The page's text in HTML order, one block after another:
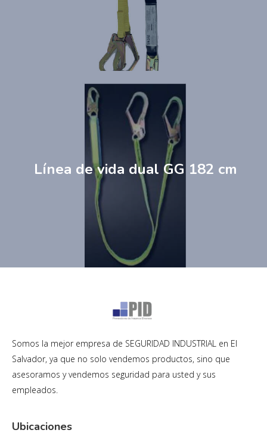
Línea de vida dual GG 182 cm
Somos la mejor empresa de SEGURIDAD INDUSTRIAL en El
Salvador, ya que no solo vendemos productos, sino que
asesoramos y vendemos seguridad para usted y sus
empleados.
Ubicaciones